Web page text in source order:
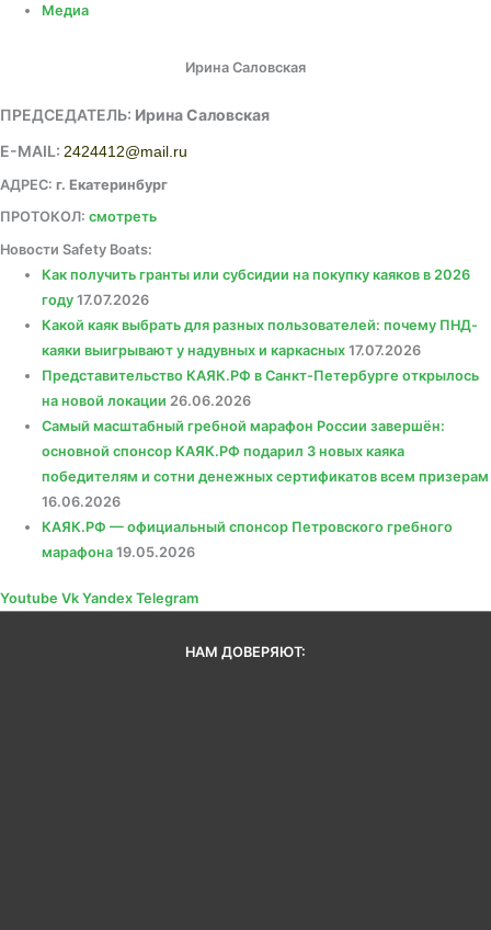
Медиа
Ирина Саловская
ПРЕДСЕДАТЕЛЬ: Ирина Саловская
E-MAIL: 2424412@mail.ru
АДРЕС: г. Екатеринбург
ПРОТОКОЛ: смотреть
Новости Safety Boats:
Как получить гранты или субсидии на покупку каяков в 2026
году 17.07.2026
Какой каяк выбрать для разных пользователей: почему ПНД-
каяки выигрывают у надувных и каркасных 17.07.2026
Представительство КАЯК.РФ в Санкт-Петербурге открылось
на новой локации 26.06.2026
Самый масштабный гребной марафон России завершён:
основной спонсор КАЯК.РФ подарил 3 новых каяка
победителям и сотни денежных сертификатов всем призерам
16.06.2026
КАЯК.РФ — официальный спонсор Петровского гребного
марафона 19.05.2026
Youtube Vk Yandex Telegram
НАМ ДОВЕРЯЮТ: